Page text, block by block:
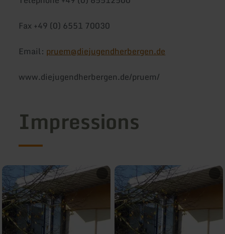
Fax +49 (0) 6551 70030
Email: pruem@diejugendherbergen.de
www.diejugendherbergen.de/pruem/
Impressions